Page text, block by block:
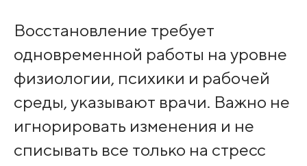
Восстановление требует
одновременной работы на уровне
физиологии, психики и рабочей
среды, указывают врачи. Важно не
игнорировать изменения и не
списывать все только на стресс